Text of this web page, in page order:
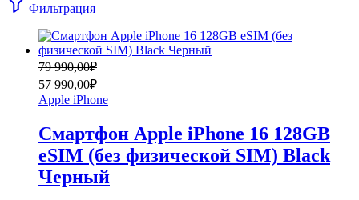
Фильтрация
79 990,00₽
Первоначальная
цена
составляла
79
57 990,00₽
Текущая
цена:
57
990,00₽.
Apple iPhone
Смартфон Apple iPhone 16 128GB
eSIM (без физической SIM) Black
Черный